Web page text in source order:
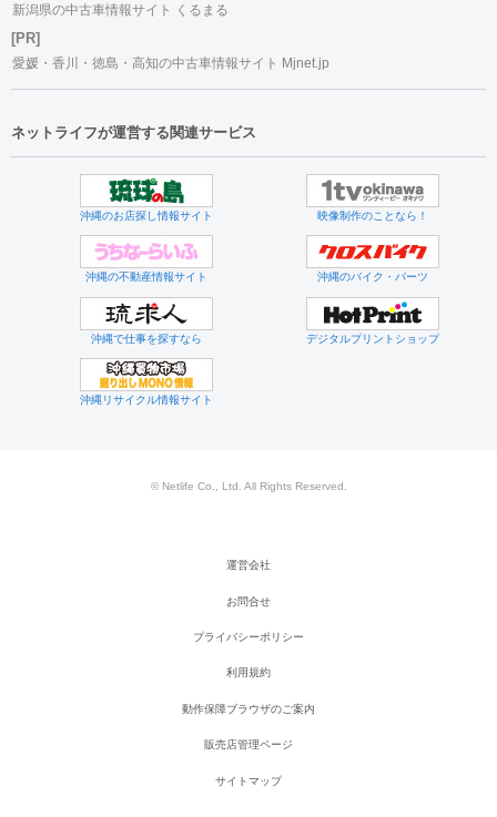
新潟県の中古車情報サイト くるまる
[PR]
愛媛・香川・徳島・高知の中古車情報サイト Mjnet.jp
ネットライフが運営する関連サービス
沖縄のお店探し情報サイト 映像制作のことなら！
沖縄の不動産情報サイト 沖縄のバイク・パーツ
沖縄で仕事を探すなら デジタルプリントショップ
沖縄リサイクル情報サイト
© Netlife Co., Ltd. All Rights Reserved.
運営会社
お問合せ
プライバシーポリシー
利用規約
動作保障ブラウザのご案内
販売店管理ページ
サイトマップ